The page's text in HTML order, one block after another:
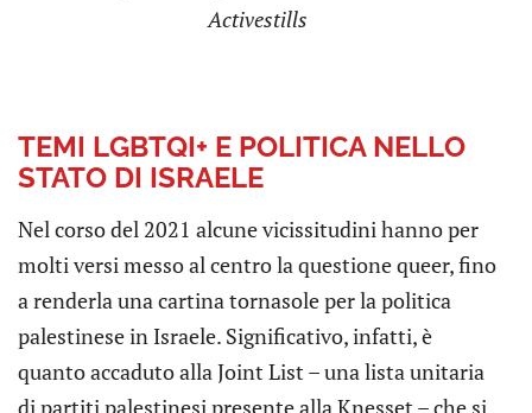
Activestills
TEMI LGBTQI+ E POLITICA NELLO
STATO DI ISRAELE
Nel corso del 2021 alcune vicissitudini hanno per
molti versi messo al centro la questione queer, fino
a renderla una cartina tornasole per la politica
palestinese in Israele. Significativo, infatti, è
quanto accaduto alla Joint List – una lista unitaria
di partiti palestinesi presente alla Knesset – che si